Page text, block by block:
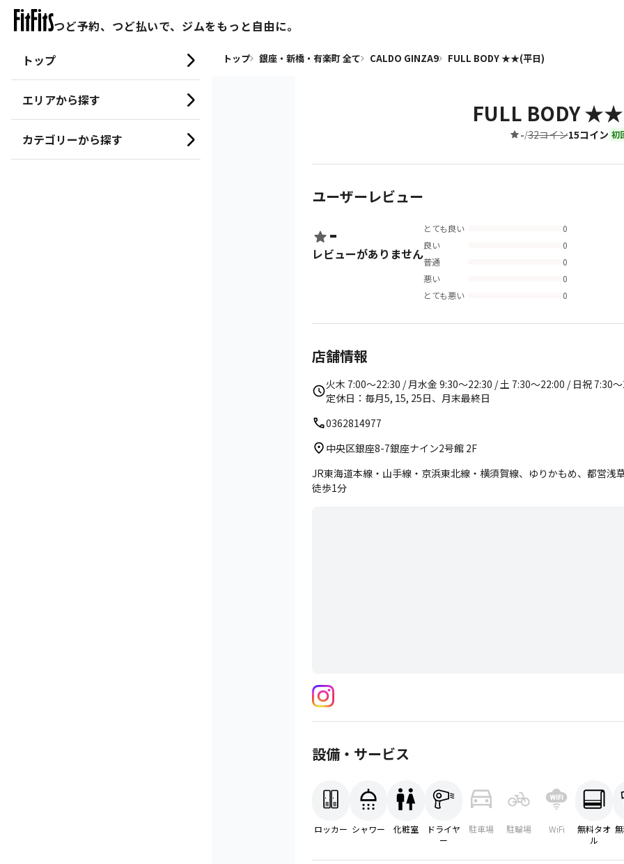
つど予約、つど払いで、ジムをもっと自由に。
トップ
エリアから探す
カテゴリーから探す
トップ 銀座・新橋・有楽町 全て CALDO GINZA9 FULL BODY ★★(平日)
FULL BODY
-/32コイン15コイン 初
ユーザーレビュー
-
レビューがありません
とても良い
0
良い
0
普通
0
悪い
0
とても悪い
0
店舗情報
火木 7:00〜22:30 / 月水金 9:30〜22:30 / 土 7:30〜22:00 / 日祝 7:30
定休日：毎月5, 15, 25日、月末最終日
0362814977
中央区銀座8-7銀座ナイン2号館 2F
JR東海道本線・山手線・京浜東北線・横須賀線、ゆりかもめ、都営浅
徒歩1分
設備・サービス
ロッカー シャワー 化粧室
ドライヤ
ー
駐車場 駐輪場 WiFi
無料タオ
ル